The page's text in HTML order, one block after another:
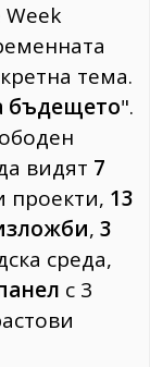
тема.
бъдещето".
видят 7
проекти, 13
, 3
среда,
с 3